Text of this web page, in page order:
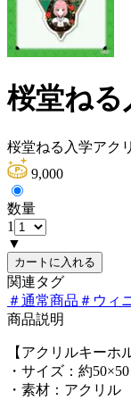
桜堂ね
桜堂ねる入学アク
9,000
数量
1
▼
カートに入れる
関連タグ
＃通常商品 ＃ ウィ
商品説明
【アクリルキーホ
・サイズ：約
・素材：アクリル